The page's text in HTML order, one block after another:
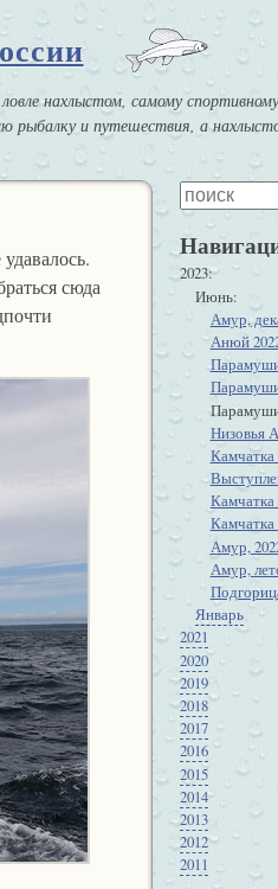
нахлыстом, самому
и путешествия, а
сюда
2023
Июнь
Амур,
Анюй
Низовья
Камчатка
Камчатка
Камчатка
Амур,
Амур,
Январь
2021
2020
2019
2018
2017
2016
2015
2014
2013
2012
2011